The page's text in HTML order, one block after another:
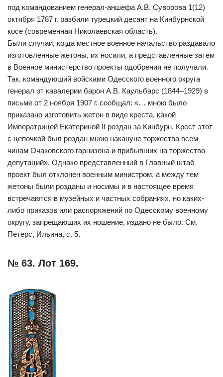
под командованием генерал-аншефа А.В. Суворова 1(12)
октября 1787 г. разбили турецкий десант на Кинбурнской
косе (современная Николаевская область).
Были случаи, когда местное военное начальство раздавало
изготовленные жетоны, их носили, а представленные затем
в Военное министерство проекты одобрения не получали.
Так, командующий войсками Одесского военного округа
генерал от кавалерии барон А.В. Каульбарс (1844–1929) в
письме от 2 ноября 1907 г. сообщал: «… мною было
приказано изготовить жетон в виде креста, какой
Императрицей Екатериной II роздан за Кинбурн. Крест этот
с цепочкой был роздан мною накануне торжества всем
чинам Очаковского гарнизона и прибывших на торжество
депутаций». Однако представленный в Главный штаб
проект был отклонен военным министром, а между тем
жетоны были розданы и носимы и в настоящее время
встречаются в музейных и частных собраниях, но каких-
либо приказов или распоряжений по Одесскому военному
округу, запрещающих их ношение, издано не было. См.
Петерс, Ильина, с. 5.
№ 63. Лот 169.